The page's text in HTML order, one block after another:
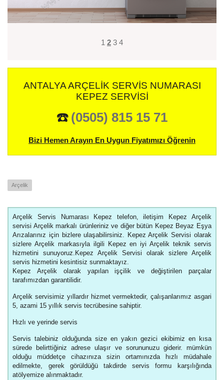
1 2 3 4
ANTALYA ARÇELIK SERVIS NUMARASI
KEPEZ SERVISI
☎️ (0505) 815 15 71
Bizi Hemen Arayın En Uygun Fiyatımızı Öğrenin
Arçelik
Arçelik Servis Numarası Kepez telefon, iletişim Kepez Arçelik
servisi Arçelik markalı ürünleriniz ve diğer bütün Kepez Beyaz Eşya
Arızalarınız için bizlere ulaşabilirsiniz. Kepez Arçelik Servisi olarak
sizlere Arçelik markasıyla ilgili Kepez en iyi Arçelik teknik servis
hizmetini sunuyoruz.Kepez Arçelik Servisi olarak sizlere Arçelik
servis hizmetini kesintisiz sunmaktayız.
Kepez Arçelik olarak yapılan işçilik ve değiştirilen parçalar
tarafımızdan garantilidir.
Arçelik servisimiz yıllardır hizmet vermektedir, çalışanlarımız asgari
5, azami 15 yıllık servis tecrübesine sahiptir.
Hızlı ve yerinde servis
Servis talebiniz olduğunda size en yakın gezici ekibimiz en kısa
sürede belirttiğiniz adrese ulaşır ve sorununuzu giderir. mümkün
olduğu müddetçe cihazınıza sizin ortamınızda hızlı müdahale
edilmekte, gerek görüldüğü takdirde servis formu karşılığında
atölyemize alınmaktadır.